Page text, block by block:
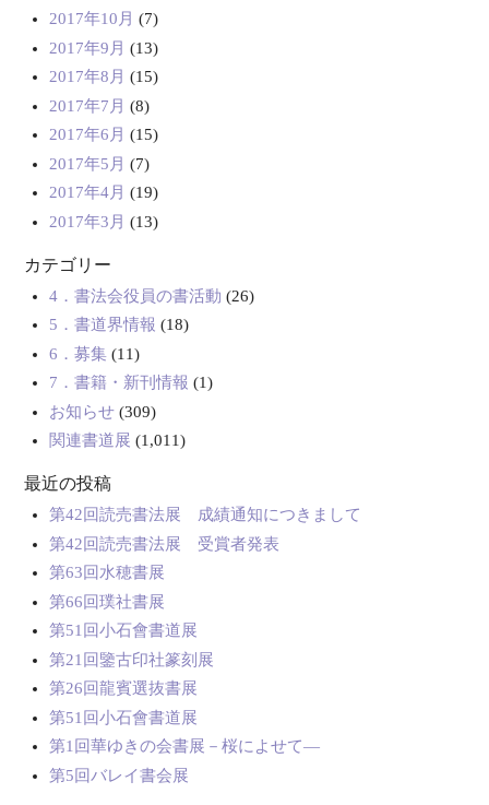
2017年10月 (7)
2017年9月 (13)
2017年8月 (15)
2017年7月 (8)
2017年6月 (15)
2017年5月 (7)
2017年4月 (19)
2017年3月 (13)
カテゴリー
4．書法会役員の書活動 (26)
5．書道界情報 (18)
6．募集(11)
7．書籍・新刊情報 (1)
お知らせ(309)
関連書道展 (1,011)
最近の投稿
第42回読売書法展 成績通知につきまして
第42回読売書法展 受賞者発表
第63回水穂書展
第66回璞社書展
第51回小石會書道展
第21回鑒古印社篆刻展
第26回龍賓選抜書展
第51回小石會書道展
第1回華ゆきの会書展－桜によせて―
第5回バレイ書会展